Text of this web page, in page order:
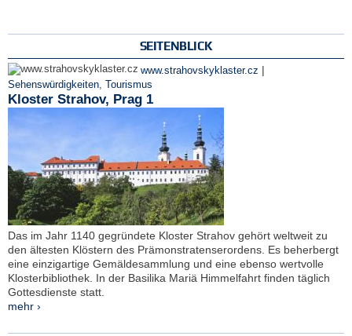
SEITENBLICK
www.strahovskyklaster.cz |
Sehenswürdigkeiten, Tourismus
Kloster Strahov, Prag 1
Das im Jahr 1140 gegründete Kloster Strahov gehört weltweit zu
den ältesten Klöstern des Prämonstratenserordens. Es beherbergt
eine einzigartige Gemäldesammlung und eine ebenso wertvolle
Klosterbibliothek. In der Basilika Mariä Himmelfahrt finden täglich
Gottesdienste statt.
mehr ›